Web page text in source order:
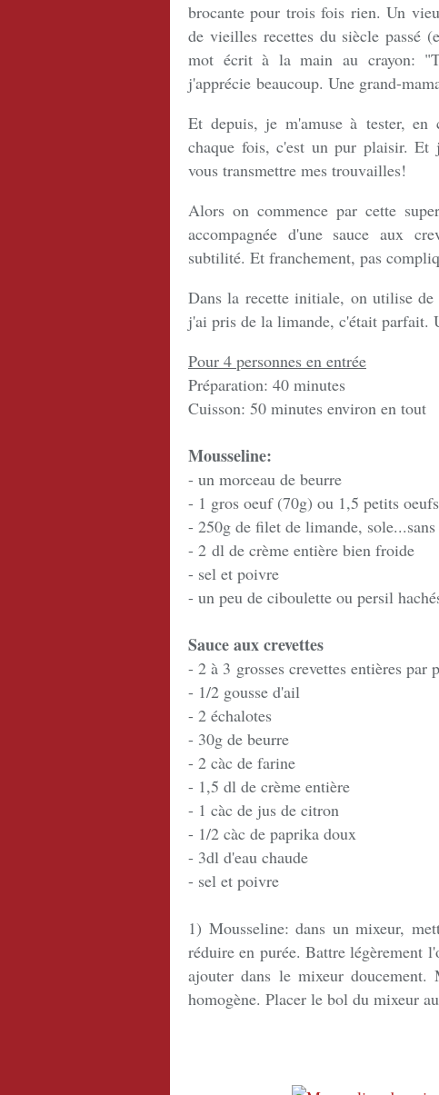
brocante pour trois fois rien. Un
de vieilles recettes du siècle passé
mot écrit à la main au crayon:
j'apprécie beaucoup. Une grand-
Et depuis, je m'amuse à tester,
chaque fois, c'est un pur plaisir.
vous transmettre mes trouvailles!
Alors on commence par cette
accompagnée d'une sauce aux
subtilité. Et franchement, pas
Dans la recette initiale, on utilise
j'ai pris de la limande, c'était parfait.
Pour 4 personnes en entrée
Préparation: 40 minutes
Cuisson: 50 minutes environ en tout
Mousseline:
- un morceau de beurre
- 1 gros oeuf (70g) ou 1,5 petits oeufs
- 250g de filet de limande, sole...sans
- 2 dl de crème entière bien froide
- sel et poivre
- un peu de ciboulette ou persil
Sauce aux crevettes
- 2 à 3 grosses crevettes entières par
- 1/2 gousse d'ail
- 2 échalotes
- 30g de beurre
- 2 càc de farine
- 1,5 dl de crème entière
- 1 càc de jus de citron
- 1/2 càc de paprika doux
- 3dl d'eau chaude
- sel et poivre
1) Mousseline: dans un mixeur,
réduire en purée. Battre légèrement
ajouter dans le mixeur
homogène. Placer le bol du mixeur